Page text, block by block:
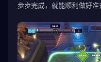
步步完成，就能顺利做好准